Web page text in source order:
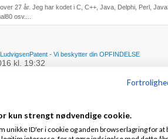
27 år. Jeg har kodet i C, C++, Java, Delphi, Perl,
osv....
LudvigsenPatent - Vi beskytter din OPFINDELSE
kl. 19:32
for både Nokia & Philips, se mere om
kun strengt nødvendige cookie.
unikke ID'er i cookie og anden browserlagring for at